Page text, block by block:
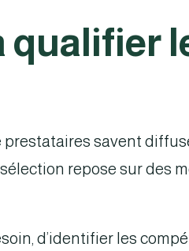
qualifier
savent
repose sur des
d’identifier les